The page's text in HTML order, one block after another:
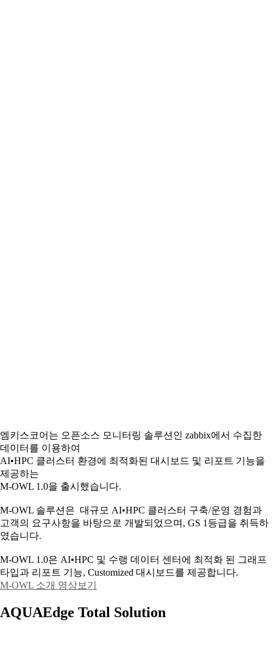
엠키스코어는 오픈소스 모니터링 솔루션인 zabbix에서 수집한
데이터를 이용하여
AI•HPC 클러스터 환경에 최적화된 대시보드 및 리포트 기능을
제공하는
M-OWL 1.0을 출시했습니다.
M-OWL 솔루션은 대규모 AI•HPC 클러스터 구축/운영 경험과
고객의 요구사항을 바탕으로 개발되었으며, GS 1등급을 취득하
였습니다.
M-OWL 1.0은 AI•HPC 및 수랭 데이터 센터에 최적화 된 그래프
타입과 리포트 기능, Customized 대시보드를 제공합니다.
M-OWL 소개 영상보기
AQUAEdge Total Solution